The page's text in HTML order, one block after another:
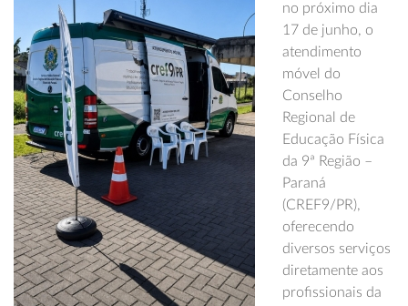
no próximo dia
17 de junho, o
atendimento
móvel do
Conselho
Regional de
Educação Física
da 9ª Região –
Paraná
(CREF9/PR),
oferecendo
diversos serviços
diretamente aos
profissionais da